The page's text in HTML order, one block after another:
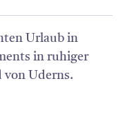
Urlaub in
in ruhiger
von Uderns.